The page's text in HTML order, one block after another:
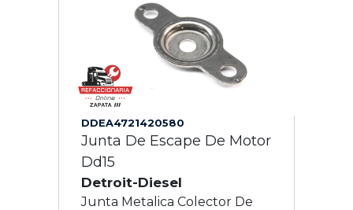
DDEA4721420580
Junta De Escape De Motor
Dd15
Detroit-Diesel
Junta Metalica Colector De